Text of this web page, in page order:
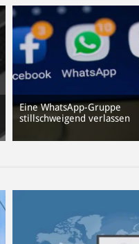
Eine WhatsApp-Gruppe
stillschweigend verlassen